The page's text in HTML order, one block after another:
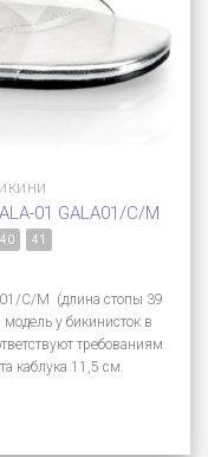
01 GALA01/C/M
40 41
C/M (длина стопы 39
у бикинисток в
требованиям
каблука 11,5 см.